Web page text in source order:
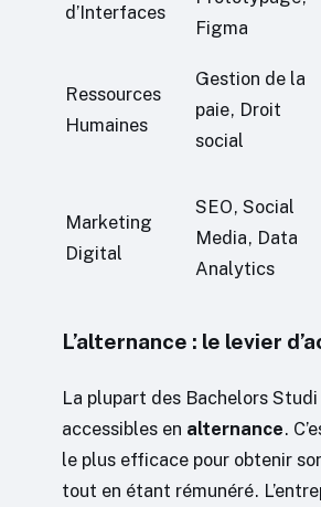
d’Interfaces
Figma
Ressources
Humaines
Gestion de la
paie, Droit
social
Marketing
Digital
SEO, Social
Media, Data
Analytics
L’alternance : le levier
La plupart des Bachelors
accessibles en alternance.
le plus efficace pour obtenir
tout en étant rémunéré.